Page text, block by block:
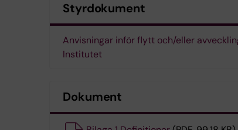
Styrdokument
Anvisningar inför flytt och/eller
Institutet
Dokument